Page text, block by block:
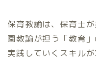
保育教諭は、保育士
園教諭が担う「教育
実践していくスキルが